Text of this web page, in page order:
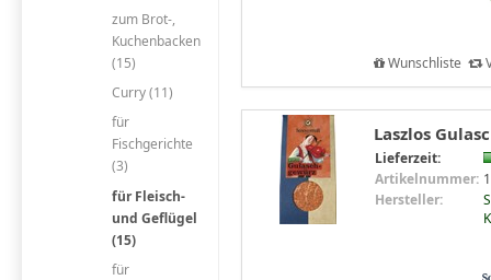
zum Brot-,
Kuchenbacken
(15)
Curry (11)
für
Fischgerichte
(3)
für Fleisch-
und Geflügel
(15)
für
Wunschliste
Laszlos
Lieferzeit:
Artikelnummer:
Hersteller: